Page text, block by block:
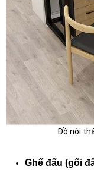
Đồ nội
Ghế đẩu (gối